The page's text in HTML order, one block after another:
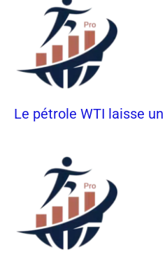
Le pétrole WTI laisse